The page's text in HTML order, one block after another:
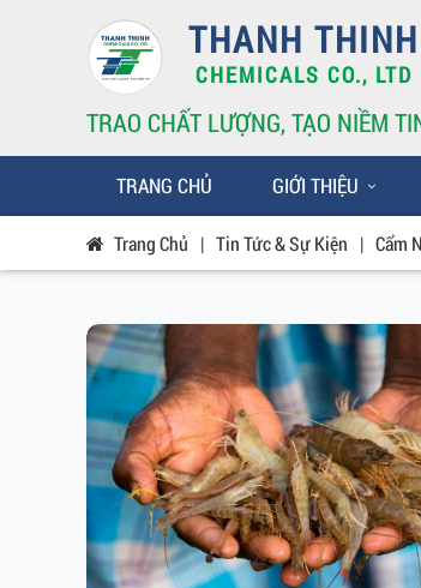
THANH THINH
CHEMICALS CO., LTD
TRAO CHẤT LƯỢNG, TẠO NIỀM
TRANG CHỦ GIỚI THIỆU
Trang Chủ | Tin Tức & Sự Kiện | Cẩm